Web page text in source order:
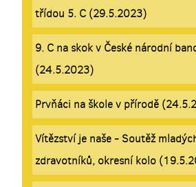
třídou 5. C (29.5.2023)
9. C na skok v České národní
(24.5.2023)
Prvňáci na škole v přírodě
Vítězství je naše - Soutěž
zdravotníků, okresní kolo